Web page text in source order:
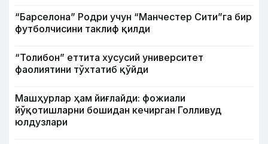
“Барселона” Родри учун “Манчестер Сити”га бир
футболчисини таклиф қилди
“Толибон” еттита хусусий университет
фаолиятини тўхтатиб қўйди
Машҳурлар ҳам йиғлайди: фожиали
йўқотишларни бошидан кечирган Голливуд
юлдузлари